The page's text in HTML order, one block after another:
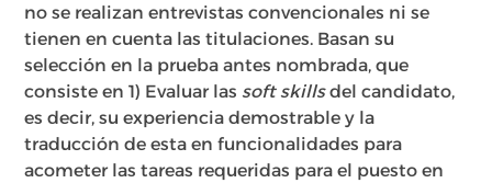
no se realizan entrevistas convencionales ni se
tienen en cuenta las titulaciones. Basan su
selección en la prueba antes nombrada, que
consiste en 1) Evaluar lassoft skillsdel candidato,
es decir, su experiencia demostrable y la
traducción de esta en funcionalidades para
acometer las tareas requeridas para el puesto en